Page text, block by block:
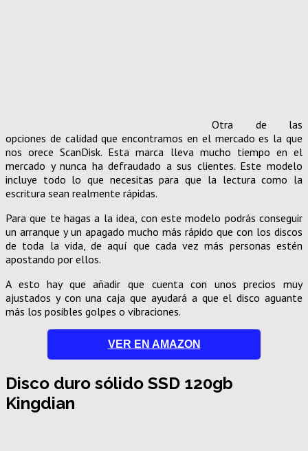
Otra de las
opciones de calidad que encontramos en el mercado es la que
nos orece ScanDisk. Esta marca lleva mucho tiempo en el
mercado y nunca ha defraudado a sus clientes. Este modelo
incluye todo lo que necesitas para que la lectura como la
escritura sean realmente rápidas.
Para que te hagas a la idea, con este modelo podrás conseguir
un arranque y un apagado mucho más rápido que con los discos
de toda la vida, de aquí que cada vez más personas estén
apostando por ellos.
A esto hay que añadir que cuenta con unos precios muy
ajustados y con una caja que ayudará a que el disco aguante
más los posibles golpes o vibraciones.
VER EN AMAZON
Disco duro sólido SSD 120gb
Kingdian